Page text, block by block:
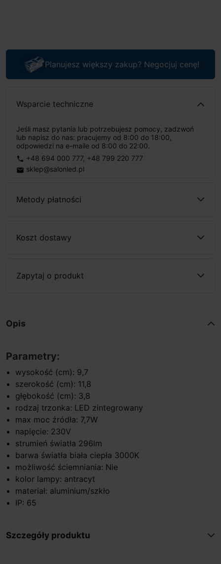
Planujesz większy zakup? Negocjuj cenę!
Wsparcie techniczne
Jeśli masz pytania lub potrzebujesz pomocy, zadzwoń
lub napisz do nas: pracujemy od 8:00 do 18:00,
odpowiedzi na e-maile od 8:00 do 22:00.
phone +48 694 000 777, +48 799 220 777
email sklep@salonled.pl
Metody płatności
Koszt dostawy
Zapytaj o produkt
Opis
Parametry:
wysokość (cm): 9,7
szerokość (cm): 11,8
głębokość (cm): 3,8
rodzaj trzonka: LED zintegrowany
max moc źródła: 7,7W
napięcie: 230V
strumień światła 296lm
barwa światła biała ciepła 3000K
możliwość ściemniania: Nie
kolor lampy: antracyt
materiał: aluminium/szkło
IP: 65
Szczegóły produktu